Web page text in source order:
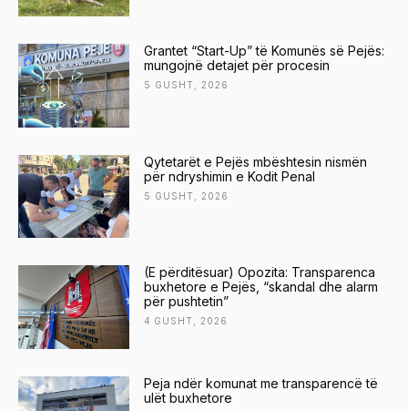
Grantet “Start-Up” të Komunës së Pejës:
mungojnë detajet për procesin
5 GUSHT, 2026
Qytetarët e Pejës mbështesin nismën
për ndryshimin e Kodit Penal
5 GUSHT, 2026
(E përditësuar) Opozita: Transparenca
buxhetore e Pejës, “skandal dhe alarm
për pushtetin”
4 GUSHT, 2026
Peja ndër komunat me transparencë të
ulët buxhetore